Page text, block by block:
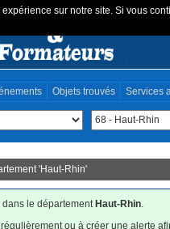
sur notre site. Si vous
Objets trouvés Services
'Haut-Rhin'
dans le département Haut-Rhin
ou à créer une alerte